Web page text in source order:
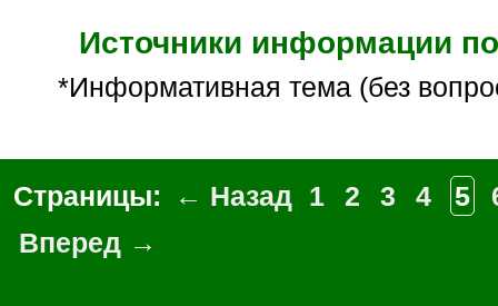
Источники информации
*Информативная тема (без
Страницы: ← Назад 1 2 3 4 5
Вперед →